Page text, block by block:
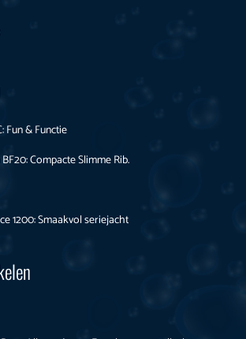
Fun & Functie
Compacte Slimme Rib.
1200: Smaakvol seriejacht